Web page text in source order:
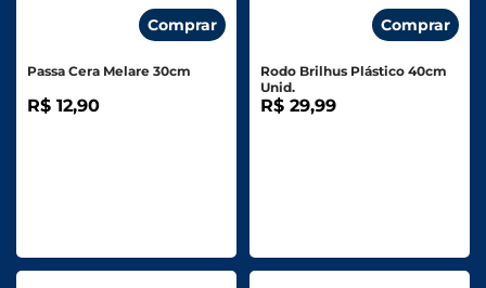
Comprar
Passa Cera Melare 30cm
R$ 12,90
Comprar
Rodo Brilhus Plástico 40cm
Unid.
R$ 29,99